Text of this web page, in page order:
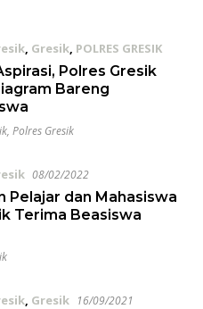
, Gresik, POLRES GRESIK
Polres Gresik
Bareng
, Polres Gresik
08/02/2022
Pelajar dan Mahasiswa
Terima Beasiswa
, Gresik 16/09/2021